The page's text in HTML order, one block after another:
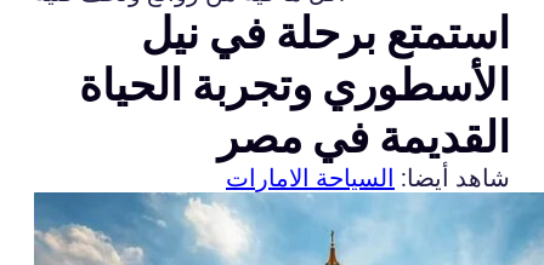
استمتع برحلة في نيل
الأسطوري وتجربة الحياة
القديمة في مصر
شاهد أيضا: السياحة الامارات